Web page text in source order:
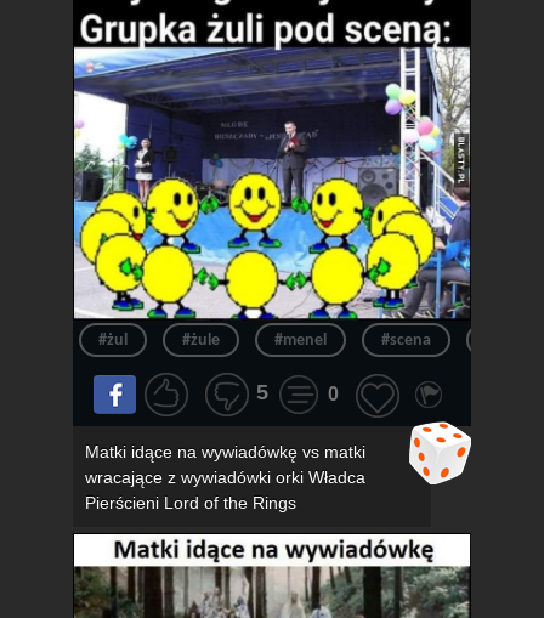
#żul #żule #menel #scena
5 0
Matki idące na wywiadówkę vs matki
wracające z wywiadówki orki Władca
Pierścieni Lord of the Rings